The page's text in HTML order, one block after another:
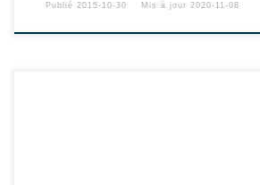
Publié 2015-10-30 Mis à jour 2020-11-08